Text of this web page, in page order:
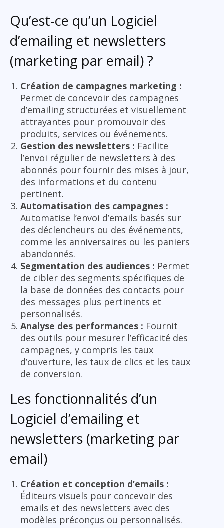
Qu’est-ce qu’un Logiciel
d’emailing et newsletters
(marketing par email) ?
Création de campagnes marketing :
Permet de concevoir des campagnes
d’emailing structurées et visuellement
attrayantes pour promouvoir des
produits, services ou événements.
Gestion des newsletters : Facilite
l’envoi régulier de newsletters à des
abonnés pour fournir des mises à jour,
des informations et du contenu
pertinent.
Automatisation des campagnes :
Automatise l’envoi d’emails basés sur
des déclencheurs ou des événements,
comme les anniversaires ou les paniers
abandonnés.
Segmentation des audiences : Permet
de cibler des segments spécifiques de
la base de données des contacts pour
des messages plus pertinents et
personnalisés.
Analyse des performances : Fournit
des outils pour mesurer l’efficacité des
campagnes, y compris les taux
d’ouverture, les taux de clics et les taux
de conversion.
Les fonctionnalités d’un
Logiciel d’emailing et
newsletters (marketing par
email)
Création et conception d’emails :
Éditeurs visuels pour concevoir des
emails et des newsletters avec des
modèles préconçus ou personnalisés.